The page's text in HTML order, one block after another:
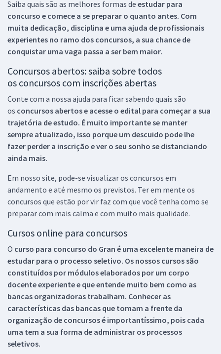
Saiba quais são as melhores formas de estudar para
concurso e comece a se preparar o quanto antes. Com
muita dedicação, disciplina e uma ajuda de profissionais
experientes no ramo dos concursos, a sua chance de
conquistar uma vaga passa a ser bem maior.
Concursos abertos: saiba sobre todos
os concursos com inscrições abertas
Conte com a nossa ajuda para ficar sabendo quais são
os concursos abertos e acesse o edital para começar a sua
trajetória de estudo. É muito importante se manter
sempre atualizado, isso porque um descuido pode lhe
fazer perder a inscrição e ver o seu sonho se distanciando
ainda mais.
Em nosso site, pode-se visualizar os concursos em
andamento e até mesmo os previstos. Ter em mente os
concursos que estão por vir faz com que você tenha como se
preparar com mais calma e com muito mais qualidade.
Cursos online para concursos
O curso para concurso do Gran é uma excelente maneira de
estudar para o processo seletivo. Os nossos cursos são
constituídos por módulos elaborados por um corpo
docente experiente e que entende muito bem como as
bancas organizadoras trabalham. Conhecer as
características das bancas que tomam a frente da
organização de concursos é importantíssimo, pois cada
uma tem a sua forma de administrar os processos
seletivos.